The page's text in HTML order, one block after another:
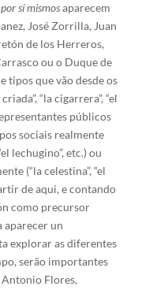
sí mismosaparecem
José Zorrilla, Juan
de los Herreros,
ou o Duque de
tipos que vão desde os
“la cigarrera”, “el
públicos
sociais realmente
lechugino”, etc.) ou
(“la celestina”, “el
de aqui, e contando
como precursor
aparecer un
explorar as diferentes
serão importantes
Antonio Flores,